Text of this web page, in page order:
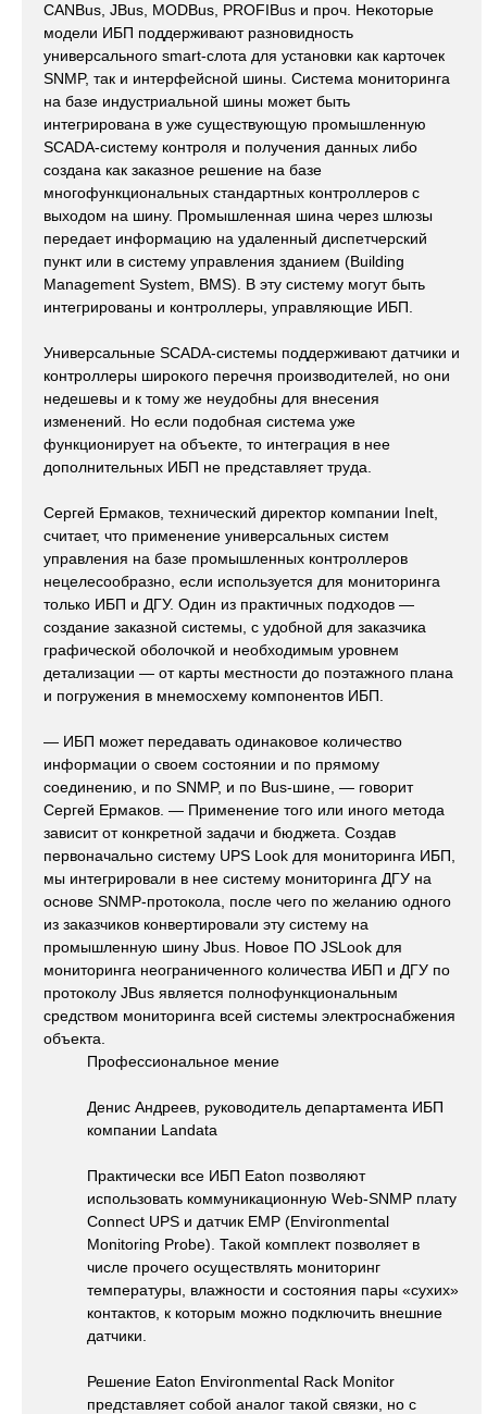
CANBus, JBus, MODBus, PROFIBus и проч. Некоторые
модели ИБП поддерживают разновидность
универсального smart-слота для установки как карточек
SNMP, так и интерфейсной шины. Система мониторинга
на базе индустриальной шины может быть
интегрирована в уже существующую промышленную
SCADA-систему контроля и получения данных либо
создана как заказное решение на базе
многофункциональных стандартных контроллеров с
выходом на шину. Промышленная шина через шлюзы
передает информацию на удаленный диспетчерский
пункт или в систему управления зданием (Building
Management System, BMS). В эту систему могут быть
интегрированы и контроллеры, управляющие ИБП.
Универсальные SCADA-системы поддерживают датчики и
контроллеры широкого перечня производителей, но они
недешевы и к тому же неудобны для внесения
изменений. Но если подобная система уже
функционирует на объекте, то интеграция в нее
дополнительных ИБП не представляет труда.
Сергей Ермаков, технический директор компании Inelt,
считает, что применение универсальных систем
управления на базе промышленных контроллеров
нецелесообразно, если используется для мониторинга
только ИБП и ДГУ. Один из практичных подходов —
создание заказной системы, с удобной для заказчика
графической оболочкой и необходимым уровнем
детализации — от карты местности до поэтажного плана
и погружения в мнемосхему компонентов ИБП.
— ИБП может передавать одинаковое количество
информации о своем состоянии и по прямому
соединению, и по SNMP, и по Bus-шине, — говорит
Сергей Ермаков. — Применение того или иного метода
зависит от конкретной задачи и бюджета. Создав
первоначально систему UPS Look для мониторинга ИБП,
мы интегрировали в нее систему мониторинга ДГУ на
основе SNMP-протокола, после чего по желанию одного
из заказчиков конвертировали эту систему на
промышленную шину Jbus. Новое ПО JSLook для
мониторинга неограниченного количества ИБП и ДГУ по
протоколу JBus является полнофункциональным
средством мониторинга всей системы электроснабжения
объекта.
Профессиональное мение
Денис Андреев, руководитель департамента ИБП
компании Landata
Практически все ИБП Eaton позволяют
использовать коммуникационную Web-SNMP плату
Connect UPS и датчик EMP (Environmental
Monitoring Probe). Такой комплект позволяет в
числе прочего осуществлять мониторинг
температуры, влажности и состояния пары «сухих»
контактов, к которым можно подключить внешние
датчики.
Решение Eaton Environmental Rack Monitor
представляет собой аналог такой связки, но с